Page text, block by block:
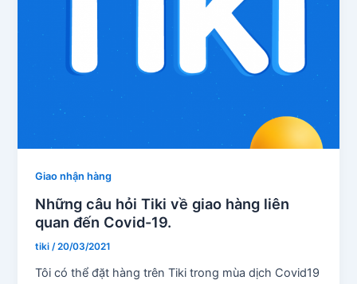
Giao nhận hàng
Những câu hỏi Tiki về giao hàng liên
quan đến Covid-19.
tiki/20/03/2021
Tôi có thể đặt hàng trên Tiki trong mùa dịch Covid19